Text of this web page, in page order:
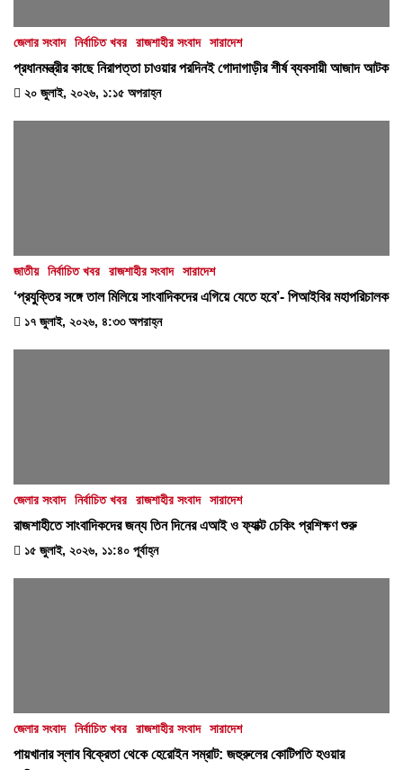
জেলার সংবাদ নির্বাচিত খবর রাজশাহীর সংবাদ সারাদেশ
প্রধানমন্ত্রীর কাছে নিরাপত্তা চাওয়ার পরদিনই গোদাগাড়ীর শীর্ষ ব্যবসায়ী আজাদ আটক
২০ জুলাই, ২০২৬, ১:১৫ অপরাহ্ন
জাতীয় নির্বাচিত খবর রাজশাহীর সংবাদ সারাদেশ
‘প্রযুক্তির সঙ্গে তাল মিলিয়ে সাংবাদিকদের এগিয়ে যেতে হবে’- পিআইবির মহাপরিচালক
১৭ জুলাই, ২০২৬, ৪:৩৩ অপরাহ্ন
জেলার সংবাদ নির্বাচিত খবর রাজশাহীর সংবাদ সারাদেশ
রাজশাহীতে সাংবাদিকদের জন্য তিন দিনের এআই ও ফ্যাক্ট চেকিং প্রশিক্ষণ শুরু
১৫ জুলাই, ২০২৬, ১১:৪০ পূর্বাহ্ন
জেলার সংবাদ নির্বাচিত খবর রাজশাহীর সংবাদ সারাদেশ
পায়খানার স্লাব বিক্রেতা থেকে হেরোইন সম্রাট: জহুরুলের কোটিপতি হওয়ার